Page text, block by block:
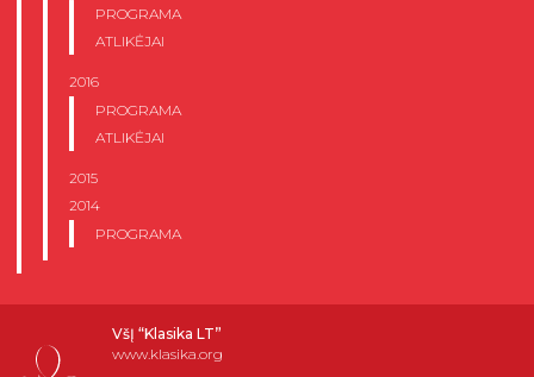
PROGRAMA
ATLIKĖJAI
2016
PROGRAMA
ATLIKĖJAI
2015
2014
PROGRAMA
VšĮ “Klasika LT”
www.klasika.org